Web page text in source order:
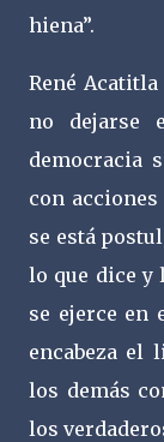
hiena”.
René
no dejarse
democracia
con
se está
lo que dice y
se ejerce en
encabeza el
los demás
los